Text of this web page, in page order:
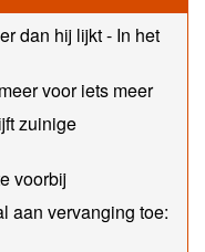
dan hij lijkt - In het
voor iets meer
zuinige
voorbij
aan vervanging toe: